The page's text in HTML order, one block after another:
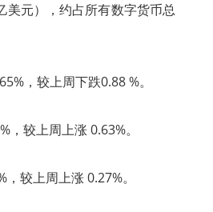
美元），约占所有数字货币总
，较上周下跌0.88 %。
较上周上涨 0.63%。
较上周上涨 0.27%。